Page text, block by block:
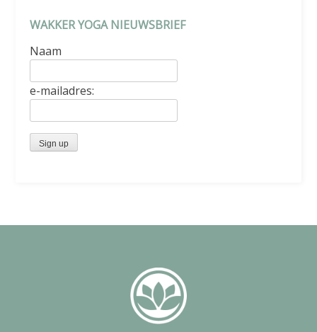
WAKKER YOGA NIEUWSBRIEF
Naam
e-mailadres: